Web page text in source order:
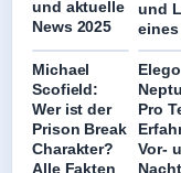
und aktuelle
News 2025
und
eines
Michael
Scofield:
Wer ist der
Prison Break
Charakter?
Alle Fakten
Pro
Vor-